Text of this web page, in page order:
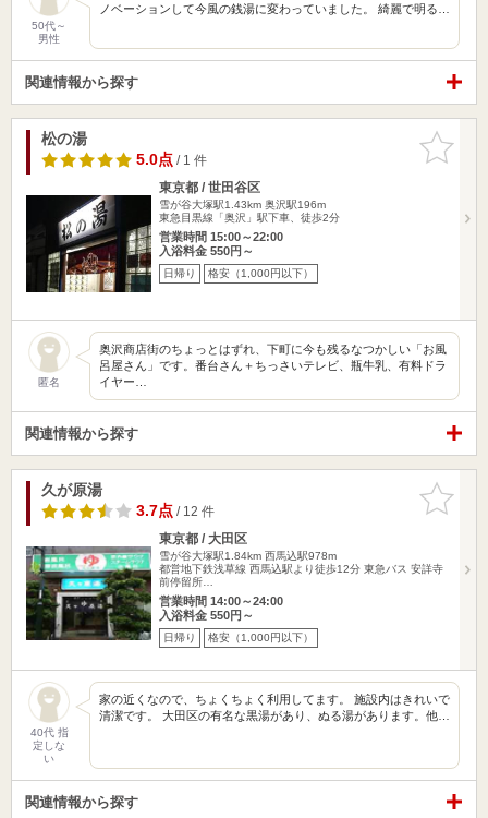
50代～
男性
ノベーションして今風の銭湯に変わっていました。 綺麗で明る…
関連情報から探す
お気に入
りに追加
松の湯
5.0点/ 1 件
東京都 / 世田谷区
雪が谷大塚駅1.43km 奥沢駅196m
東急目黒線「奥沢」駅下車、徒歩2分
営業時間 15:00～22:00
入浴料金 550円～
日帰り 格安（1,000円以下）
匿名
奥沢商店街のちょっとはずれ、下町に今も残るなつかしい「お風
呂屋さん」です。番台さん＋ちっさいテレビ、瓶牛乳、有料ドラ
イヤー…
関連情報から探す
お気に入
りに追加
久が原湯
3.7点/ 12 件
東京都 / 大田区
雪が谷大塚駅1.84km 西馬込駅978m
都営地下鉄浅草線 西馬込駅より徒歩12分 東急バス 安詳寺
前停留所…
営業時間 14:00～24:00
入浴料金 550円～
日帰り 格安（1,000円以下）
40代 指
定しな
い
家の近くなので、ちょくちょく利用してます。 施設内はきれいで
清潔です。 大田区の有名な黒湯があり、ぬる湯があります。他…
関連情報から探す